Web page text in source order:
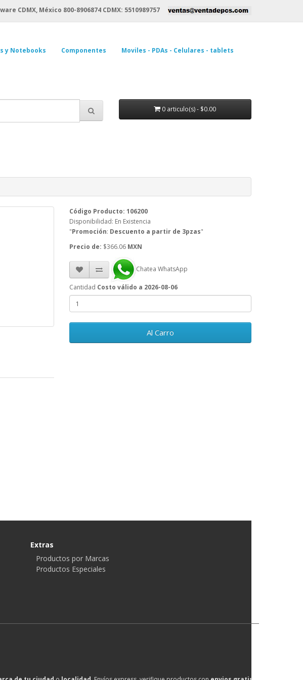
CDMX, México 800-8906874 CDMX: 5510989757
y Notebooks Componentes Moviles - PDAs - Celulares - tablets
0 articulo(s) - $0.00
Código Producto: 106200
Disponibilidad: En Existencia
"Promoción: Descuento a partir de 3pzas"
Precio de: $366.06 MXN
Chatea WhatsApp
Cantidad Costo válido a 2026-08-06
Al Carro
Extras
Productos por Marcas
Productos Especiales